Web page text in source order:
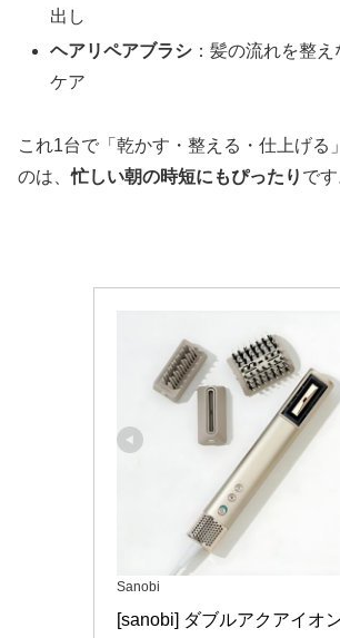
出し
ヘアリペアブラシ ：髪の流れを整
ケア
これ1台で「乾かす・整える・仕上げる
のは、忙しい朝の時短にもぴったり です
Sanobi
[sanobi] ダブルアクアイオ